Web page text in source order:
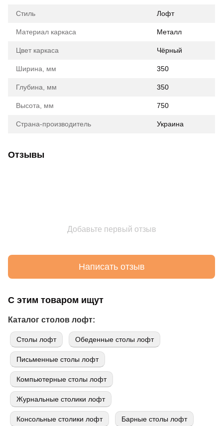
Стиль Лофт
Материал каркаса Металл
Цвет каркаса Чёрный
Ширина, мм 350
Глубина, мм 350
Высота, мм 750
Страна-производитель Украина
Отзывы
Добавьте первый отзыв
Написать отзыв
С этим товаром ищут
Каталог столов лофт:
Cтолы лофт Обеденные столы лофт
Письменные столы лофт
Компьютерные столы лофт
Журнальные столики лофт
Консольные столики лофт Барные столы лофт